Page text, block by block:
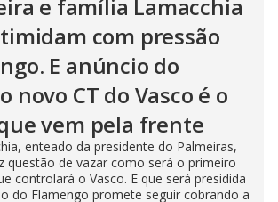
e família Lamacchia
com pressão
E anúncio do
novo CT do Vasco é o
vem pela frente
enteado da presidente do Palmeiras,
questão de vazar como será o primeiro
controlará o Vasco. E que será presidida
do Flamengo promete seguir cobrando a